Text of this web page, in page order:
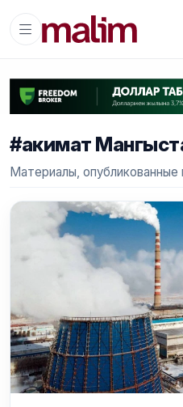
#акимат
Материалы, опубликованные